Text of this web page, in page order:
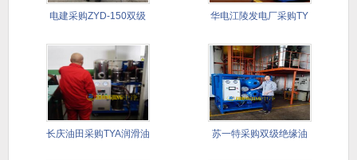
电建采购ZYD-150双级 华电江陵发电厂采购TY
长庆油田采购TYA润滑油 苏一特采购双级绝缘油